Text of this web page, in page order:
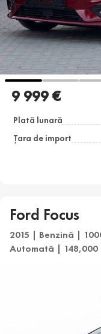
9 999 €
Plată lunară
Țara de import
Ford Focus
2015 | Benzină |
Automată | 148,000